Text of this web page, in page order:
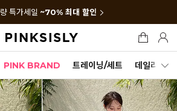
특가세일 ~70% 최대 할인
PINK BRAND 트레이닝/세트 데일리세트